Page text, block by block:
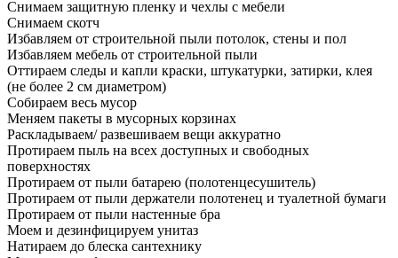
Снимаем защитную пленку и чехлы с мебели
Снимаем скотч
Избавляем от строительной пыли потолок, стены и пол
Избавляем мебель от строительной пыли
Оттираем следы и капли краски, штукатурки, затирки, клея
(не более 2 см диаметром)
Собираем весь мусор
Меняем пакеты в мусорных корзинах
Раскладываем/ развешиваем вещи аккуратно
Протираем пыль на всех доступных и свободных
поверхностях
Протираем от пыли батарею (полотенцесушитель)
Протираем от пыли держатели полотенец и туалетной бумаги
Протираем от пыли настенные бра
Моем и дезинфицируем унитаз
Натираем до блеска сантехнику